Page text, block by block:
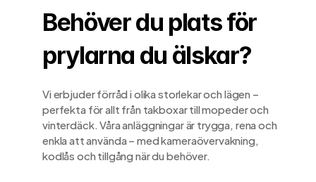
Behöver du plats för
prylarna du älskar?
Vi erbjuder förråd i olika storlekar och lägen –
perfekta för allt från takboxar till mopeder och
vinterdäck. Våra anläggningar är trygga, rena och
enkla att använda – med kameraövervakning,
kodlås och tillgång när du behöver.